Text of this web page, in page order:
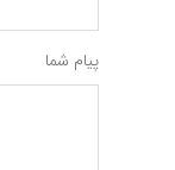
پیام شما